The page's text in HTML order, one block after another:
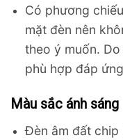
Có phương
mặt đèn nên
theo ý muốn.
phù hợp đáp
Màu sắc ánh sáng
Đèn âm đất chip